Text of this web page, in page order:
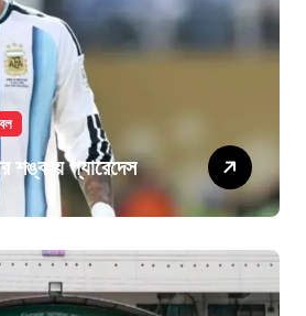
শঙ্কায় প্যারেদেস